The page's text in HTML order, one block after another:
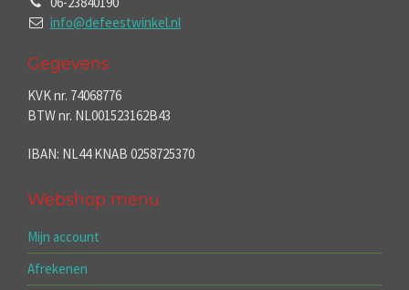
info@defeestwinkel.nl
Gegevens
KVK nr. 74068776
BTW nr. NL001523162B43
IBAN: NL44 KNAB 0258725370
Webshop menu
Mijn account
Afrekenen